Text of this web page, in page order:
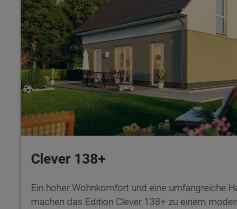
Clever 138+
Ein hoher Wohnkomfort und eine umfangreiche
machen das Edition Clever 138+ zu einem